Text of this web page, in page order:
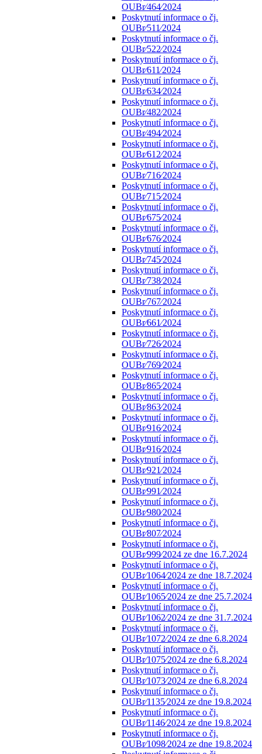
OUBr⁄464⁄2024
Poskytnutí informace o čj.
OUBr⁄511⁄2024
Poskytnutí informace o čj.
OUBr⁄522⁄2024
Poskytnutí informace o čj.
OUBr⁄611⁄2024
Poskytnutí informace o čj.
OUBr⁄634⁄2024
Poskytnutí informace o čj.
OUBr⁄482⁄2024
Poskytnutí informace o čj.
OUBr⁄494⁄2024
Poskytnutí informace o čj.
OUBr⁄612⁄2024
Poskytnutí informace o čj.
OUBr⁄716⁄2024
Poskytnutí informace o čj.
OUBr⁄715⁄2024
Poskytnutí informace o čj.
OUBr⁄675⁄2024
Poskytnutí informace o čj.
OUBr⁄676⁄2024
Poskytnutí informace o čj.
OUBr⁄745⁄2024
Poskytnutí informace o čj.
OUBr⁄738⁄2024
Poskytnutí informace o čj.
OUBr⁄767⁄2024
Poskytnutí informace o čj.
OUBr⁄661⁄2024
Poskytnutí informace o čj.
OUBr⁄726⁄2024
Poskytnutí informace o čj.
OUBr⁄769⁄2024
Poskytnutí informace o čj.
OUBr⁄865⁄2024
Poskytnutí informace o čj.
OUBr⁄863⁄2024
Poskytnutí informace o čj.
OUBr⁄916⁄2024
Poskytnutí informace o čj.
OUBr⁄916⁄2024
Poskytnutí informace o čj.
OUBr⁄921⁄2024
Poskytnutí informace o čj.
OUBr⁄991⁄2024
Poskytnutí informace o čj.
OUBr⁄980⁄2024
Poskytnutí informace o čj.
OUBr⁄807⁄2024
Poskytnutí informace o čj.
OUBr⁄999⁄2024 ze dne 16.7.2024
Poskytnutí informace o čj.
OUBr⁄1064⁄2024 ze dne 18.7.2024
Poskytnutí informace o čj.
OUBr⁄1065⁄2024 ze dne 25.7.2024
Poskytnutí informace o čj.
OUBr⁄1062⁄2024 ze dne 31.7.2024
Poskytnutí informace o čj.
OUBr⁄1072⁄2024 ze dne 6.8.2024
Poskytnutí informace o čj.
OUBr⁄1075⁄2024 ze dne 6.8.2024
Poskytnutí informace o čj.
OUBr⁄1073⁄2024 ze dne 6.8.2024
Poskytnutí informace o čj.
OUBr⁄1135⁄2024 ze dne 19.8.2024
Poskytnutí informace o čj.
OUBr⁄1146⁄2024 ze dne 19.8.2024
Poskytnutí informace o čj.
OUBr⁄1098⁄2024 ze dne 19.8.2024